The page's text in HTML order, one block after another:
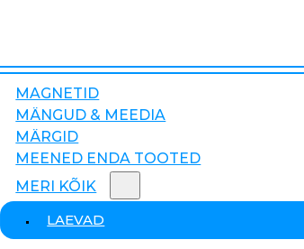
MAGNETID
MÄNGUD & MEEDIA
MÄRGID
MEENED ENDA TOOTED
MERI KÕIK
LAEVAD